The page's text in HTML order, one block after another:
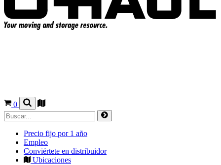
0
Precio fijo por 1 año
Empleo
Conviértete en distribuidor
Ubicaciones